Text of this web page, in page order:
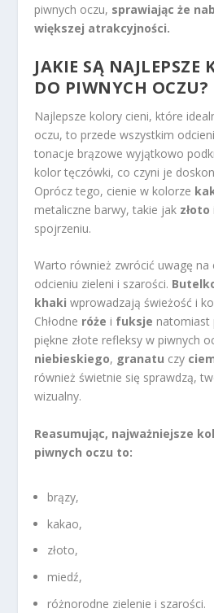
piwnych oczu, sprawiając że
większej atrakcyjności.
JAKIE SĄ NAJLEPSZE
DO PIWNYCH OCZU?
Najlepsze kolory cieni, które
oczu, to przede wszystkim
tonacje brązowe wyjątkowo
kolor tęczówki, co czyni je
Oprócz tego, cienie w kolorze
metaliczne barwy, takie jak złoto
spojrzeniu.
Warto również zwrócić uwagę na
odcieniu zieleni i szarości.
khaki wprowadzają świeżość i
Chłodne róże i fuksje natomiast
piękne złote refleksy w piwnych
niebieskiego, granatu czy
również świetnie się sprawdzą,
wizualny.
Reasumując, najważniejsze
piwnych oczu to:
brązy,
kakao,
złoto,
miedź,
różnorodne zielenie i szarości.